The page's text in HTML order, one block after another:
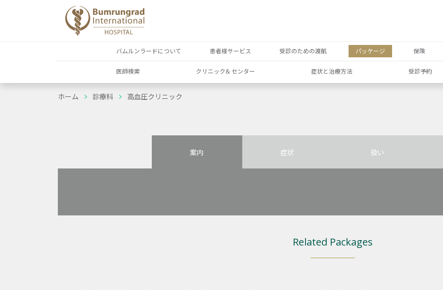
バムルンラードについて 患者様サービス 受診のための渡航 パッケージ 保険
医師検索 クリニック& センター 症状と治療方法 受診予約
ホーム 診療科 高血圧クリニック
案内 症状 扱い
Related Packages